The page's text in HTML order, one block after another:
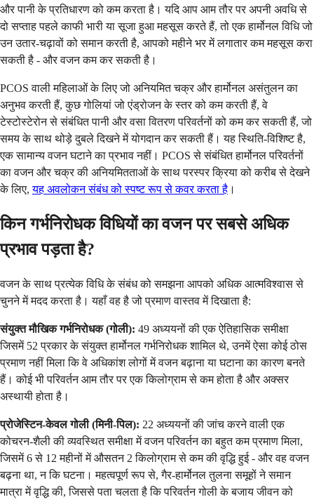
और पानी के प्रतिधारण को कम करता है। यदि आप आम तौर पर अपनी अवधि से
दो सप्ताह पहले काफी भारी या सूजा हुआ महसूस करते हैं, तो एक हार्मोनल विधि जो
उन उतार-चढ़ावों को समान करती है, आपको महीने भर में लगातार कम महसूस करा
सकती है - और वजन कम कर सकती है।
PCOS वाली महिलाओं के लिए जो अनियमित चक्र और हार्मोनल असंतुलन का
अनुभव करती हैं, कुछ गोलियां जो एंड्रोजन के स्तर को कम करती हैं, वे
टेस्टोस्टेरोन से संबंधित पानी और वसा वितरण परिवर्तनों को कम कर सकती हैं, जो
समय के साथ थोड़े दुबले दिखने में योगदान कर सकती हैं। यह स्थिति-विशिष्ट है,
एक सामान्य वजन घटाने का प्रभाव नहीं। PCOS से संबंधित हार्मोनल परिवर्तनों
का वजन और चक्र की अनियमितताओं के साथ परस्पर क्रिया को करीब से देखने
के लिए,यह अवलोकन संबंध को स्पष्ट रूप से कवर करता है ।
किन गर्भनिरोधक विधियों का वजन पर सबसे अधिक
प्रभाव पड़ता है?
वजन के साथ प्रत्येक विधि के संबंध को समझना आपको अधिक आत्मविश्वास से
चुनने में मदद करता है। यहाँ वह है जो प्रमाण वास्तव में दिखाता है:
संयुक्त मौखिक गर्भनिरोधक (गोली): 49 अध्ययनों की एक ऐतिहासिक समीक्षा
जिसमें 52 प्रकार के संयुक्त हार्मोनल गर्भनिरोधक शामिल थे, उनमें ऐसा कोई ठोस
प्रमाण नहीं मिला कि वे अधिकांश लोगों में वजन बढ़ाना या घटाना का कारण बनते
हैं। कोई भी परिवर्तन आम तौर पर एक किलोग्राम से कम होता है और अक्सर
अस्थायी होता है।
प्रोजेस्टिन-केवल गोली (मिनी-पिल): 22 अध्ययनों की जांच करने वाली एक
कोचरन-शैली की व्यवस्थित समीक्षा में वजन परिवर्तन का बहुत कम प्रमाण मिला,
जिसमें 6 से 12 महीनों में औसतन 2 किलोग्राम से कम की वृद्धि हुई - और वह वजन
बढ़ना था, न कि घटना। महत्वपूर्ण रूप से, गैर-हार्मोनल तुलना समूहों ने समान
मात्रा में वृद्धि की, जिससे पता चलता है कि परिवर्तन गोली के बजाय जीवन को